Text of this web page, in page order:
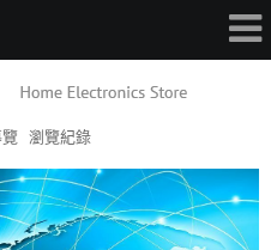
瀏覽紀錄